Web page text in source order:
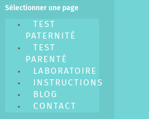
Sélectionner une page
TEST
PATERNITÉ
TEST
PARENTÉ
LABORATOIRE
INSTRUCTIONS
BLOG
CONTACT